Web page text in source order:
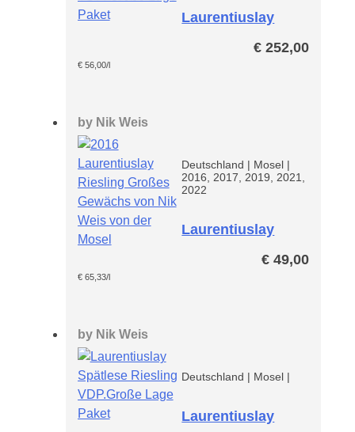
Laurentiuslay
VDP Große Lage
€ 252,00
€56,00/l
by Nik Weis
Deutschland | Mosel |
2016, 2017, 2019, 2021,
2022
Laurentiuslay
€ 49,00
€65,33/l
by Nik Weis
Deutschland | Mosel |
Laurentiuslay